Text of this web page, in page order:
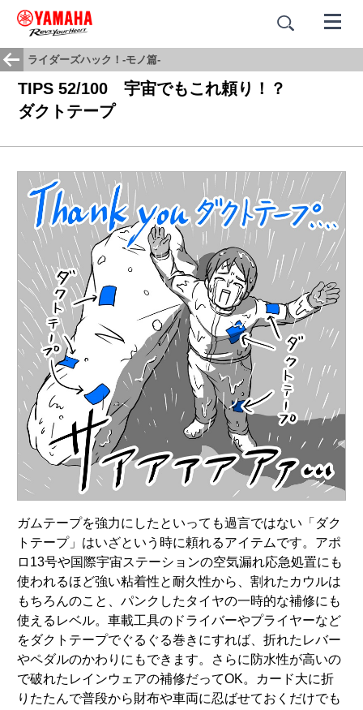
ライダーズハック！-モノ篇-
TIPS 52/100 宇宙でもこれ頼り！？
ダクトテープ
ガムテープを強力にしたといっても過言ではない「ダク
トテープ」はいざという時に頼れるアイテムです。アポ
ロ13号や国際宇宙ステーションの空気漏れ応急処置にも
使われるほど強い粘着性と耐久性から、割れたカウルは
もちろんのこと、パンクしたタイヤの一時的な補修にも
使えるレベル。車載工具のドライバーやプライヤーなど
をダクトテープでぐるぐる巻きにすれば、折れたレバー
やペダルのかわりにもできます。さらに防水性が高いの
で破れたレインウェアの補修だってOK。カード大に折
りたたんで普段から財布や車両に忍ばせておくだけでも